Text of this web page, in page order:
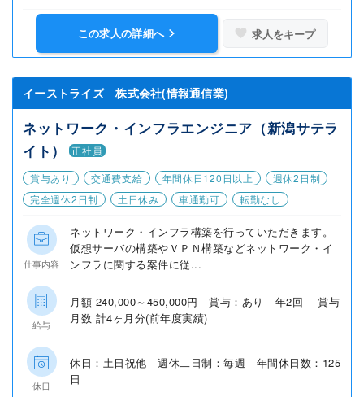
この求人の詳細へ 求人をキープ
イーストライズ 株式会社(情報通信業)
ネットワーク・インフラエンジニア（新潟サテラ
イト）
正社員
賞与あり
交通費支給 年間休日120日以上
週休2日制
完全週休2日制
土日休み 車通勤可 転勤なし
仕事内容
ネットワーク・インフラ構築を行っていただきます。
仮想サーバの構築やＶＰＮ構築などネットワーク・イ
ンフラに関する案件に従...
給与
月額 240,000～450,000円 賞与：あり 年2回 賞与
月数 計4ヶ月分(前年度実績)
休日
休日：土日祝他 週休二日制：毎週 年間休日数：125
日